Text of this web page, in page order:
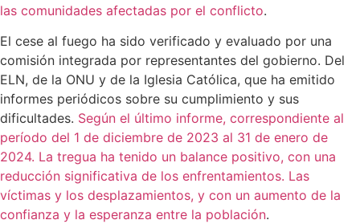
las comunidades afectadas por el conflicto.
El cese al fuego ha sido verificado y evaluado por una
comisión integrada por representantes del gobierno. Del
ELN, de la ONU y de la Iglesia Católica, que ha emitido
informes periódicos sobre su cumplimiento y sus
dificultades. Según el último informe, correspondiente al
período del 1 de diciembre de 2023 al 31 de enero de
2024. La tregua ha tenido un balance positivo, con una
reducción significativa de los enfrentamientos. Las
víctimas y los desplazamientos, y con un aumento de la
confianza y la esperanza entre la población.